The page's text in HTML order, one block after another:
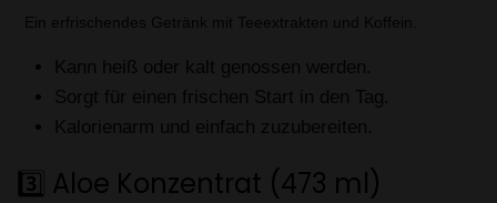
Ein erfrischendes Getränk mit Teeextrakten und Koffein.
Kann heiß oder kalt genossen werden.
Sorgt für einen frischen Start in den Tag.
Kalorienarm und einfach zuzubereiten.
3️⃣ Aloe Konzentrat (473 ml)